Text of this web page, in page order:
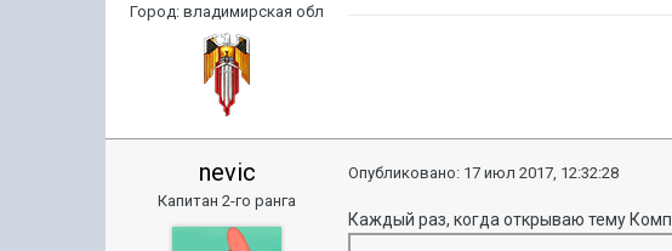
Город:владимирская обл
nevic
Капитан 2-го ранга
Опубликовано: 17 июл 2017, 12:32:28
Каждый раз, когда открываю тему